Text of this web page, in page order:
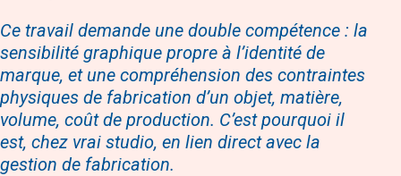
Ce travail demande une double compétence : la
sensibilité graphique propre à l’identité de
marque, et une compréhension des contraintes
physiques de fabrication d’un objet, matière,
volume, coût de production. C’est pourquoi il
est, chez vrai studio, en lien direct avec la
gestion de fabrication.